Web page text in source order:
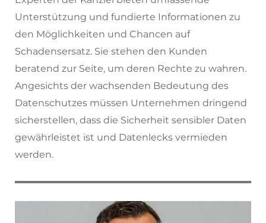
Unterstützung und fundierte Informationen zu
den Möglichkeiten und Chancen auf
Schadensersatz. Sie stehen den Kunden
beratend zur Seite, um deren Rechte zu wahren.
Angesichts der wachsenden Bedeutung des
Datenschutzes müssen Unternehmen dringend
sicherstellen, dass die Sicherheit sensibler Daten
gewährleistet ist und Datenlecks vermieden
werden.